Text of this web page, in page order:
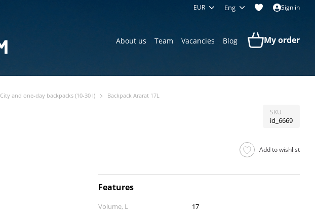
EUR Eng Sign in
About us Team Vacancies Blog My order
City and one-day backpacks (10-30 l) Backpack Ararat 17L
SKU
id_6669
Add to wishlist
Features
Volume, L
17